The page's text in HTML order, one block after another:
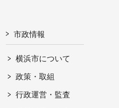
市政情報
横浜市について
政策・取組
行政運営・監査